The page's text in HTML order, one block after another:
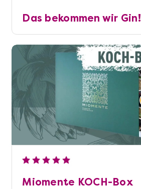
Das bekommen wir Gin!
Miomente KOCH-Box